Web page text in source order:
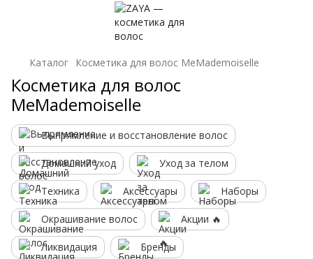
Каталог Косметика для волос MeMademoiselle
Косметика для волос
MeMademoiselle
Выпрямление и восстановление волос
Домашний уход Уход за телом
Техника Аксессуары Наборы
Окрашивание волос Акции 🔥
Ликвидация Бренды